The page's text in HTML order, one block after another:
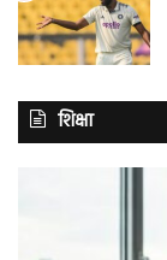
शिक्षा